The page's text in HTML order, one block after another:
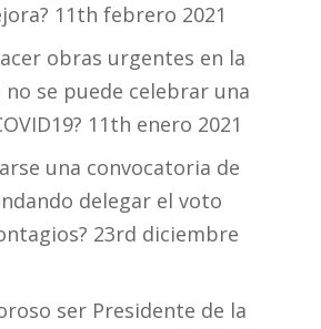
11th febrero 2021
obras urgentes en la
se puede celebrar una
11th enero 2021
una convocatoria de
delegar el voto
23rd diciembre
ser Presidente de la